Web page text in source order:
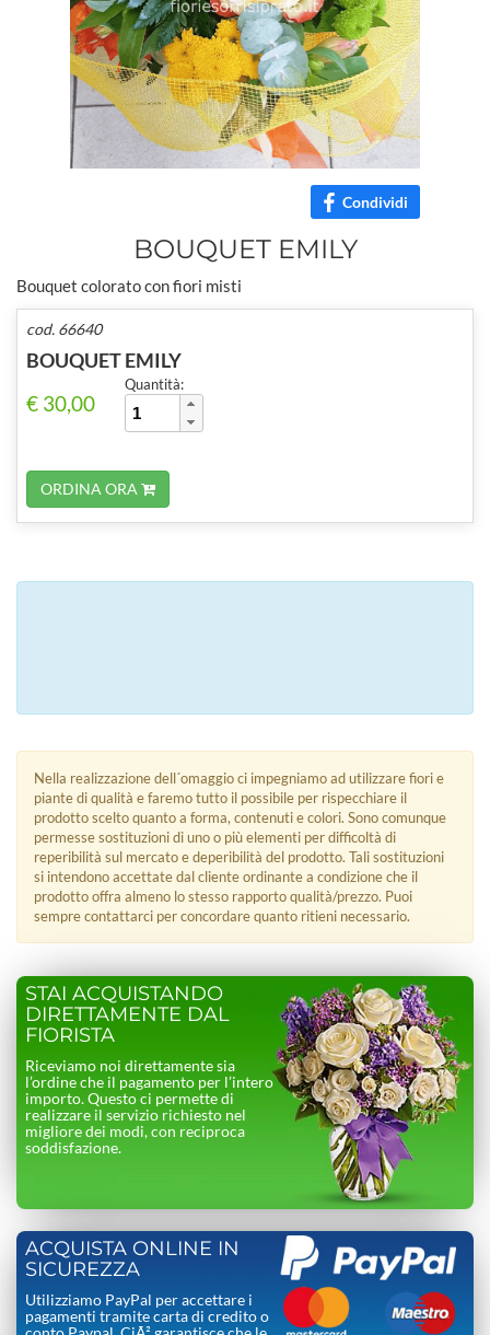
Condividi
BOUQUET EMILY
Bouquet colorato con fiori misti
cod. 66640
BOUQUET EMILY
€ 30,00
Quantità:
ORDINA ORA
Nella realizzazione dell´omaggio ci impegniamo ad utilizzare fiori e
piante di qualità e faremo tutto il possibile per rispecchiare il
prodotto scelto quanto a forma, contenuti e colori. Sono comunque
permesse sostituzioni di uno o più elementi per difficoltà di
reperibilità sul mercato e deperibilità del prodotto. Tali sostituzioni
si intendono accettate dal cliente ordinante a condizione che il
prodotto offra almeno lo stesso rapporto qualità/prezzo. Puoi
sempre contattarci per concordare quanto ritieni necessario.
STAI ACQUISTANDO
DIRETTAMENTE DAL
FIORISTA
Riceviamo noi direttamente sia
l’ordine che il pagamento per l’intero
importo. Questo ci permette di
realizzare il servizio richiesto nel
migliore dei modi, con reciproca
soddisfazione.
ACQUISTA ONLINE IN
SICUREZZA
Utilizziamo PayPal per accettare i
pagamenti tramite carta di credito o